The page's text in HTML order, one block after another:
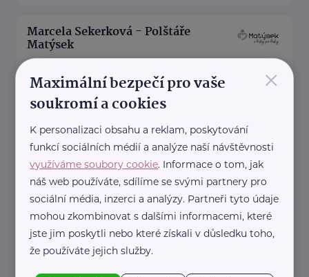
Marcela Sekerková - Polštáře
Matýsek
Matýsek - pohodlí, které spojuje
generace
U Matýska věříme, že skutečné
pohodlí nezná věkové hranice.
Naše ...
https://matysek.cz/
+420 723 335 204
info@matysek.cz
×
Maximální bezpečí pro vaše
soukromí a cookies
K personalizaci obsahu a reklam, poskytování
funkcí sociálních médií a analýze naší návštěvnosti
využíváme soubory cookie. Informace o tom, jak
náš web používáte, sdílíme se svými partnery pro
sociální média, inzerci a analýzy. Partneři tyto údaje
mohou zkombinovat s dalšími informacemi, které
jste jim poskytli nebo které získali v důsledku toho,
že používáte jejich služby.